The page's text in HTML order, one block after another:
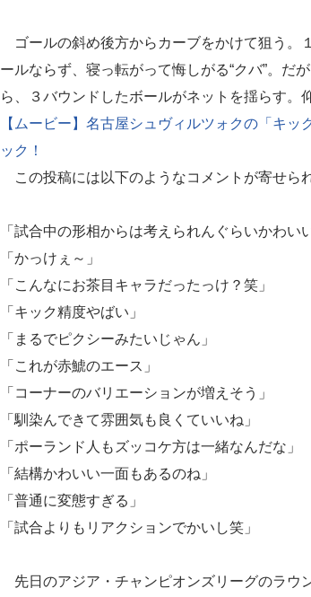
ゴールの斜め後方からカーブをかけて狙う。
ールならず、寝っ転がって悔しがる“クバ”。だ
ら、３バウンドしたボールがネットを揺らす。
【ムービー】名古屋シュヴィルツォクの「キ
ック！
この投稿には以下のようなコメントが寄せられ
「試合中の形相からは考えられんぐらいかわい
「かっけぇ～」
「こんなにお茶目キャラだったっけ？笑」
「キック精度やばい」
「まるでピクシーみたいじゃん」
「これが赤鯱のエース」
「コーナーのバリエーションが増えそう」
「馴染んできて雰囲気も良くていいね」
「ポーランド人もズッコケ方は一緒なんだな」
「結構かわいい一面もあるのね」
「普通に変態すぎる」
「試合よりもリアクションでかいし笑」
先日のアジア・チャンピオンズリーグのラウ